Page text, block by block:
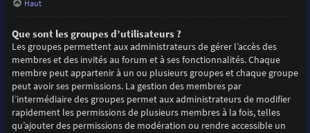
Haut
Que sont les groupes d’utilisateurs ?
Les groupes permettent aux administrateurs de gérer l’accès des
membres et des invités au forum et à ses fonctionnalités. Chaque
membre peut appartenir à un ou plusieurs groupes et chaque groupe
peut avoir ses permissions. La gestion des membres par
l’intermédiaire des groupes permet aux administrateurs de modifier
rapidement les permissions de plusieurs membres à la fois, telles
qu’ajouter des permissions de modération ou rendre accessible un